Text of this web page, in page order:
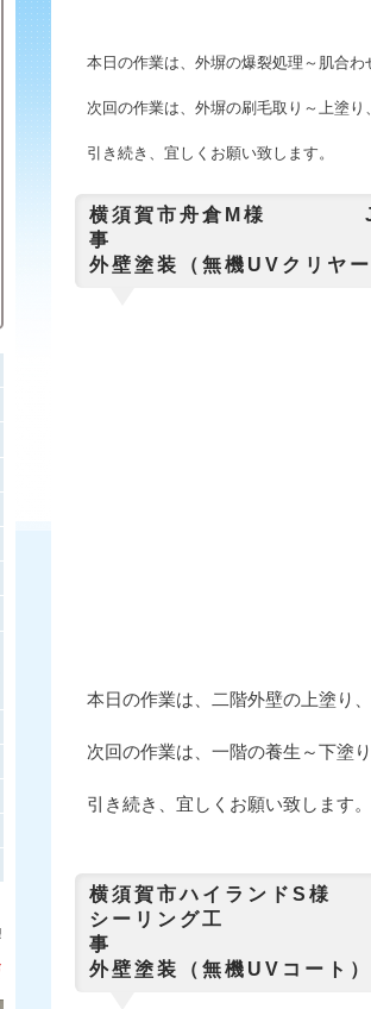
本日の作業は、外塀の爆裂処理～肌合わ
次回の作業は、外塀の刷毛取り～上塗り
引き続き、宜しくお願い致します。
横須賀市舟倉M様 JPM
外壁塗装（無機UVクリヤ
本日の作業は、二階外壁の上塗り
次回の作業は、一階の養生～下塗
引き続き、宜しくお願い致します。
横須賀市ハイラン
シーリング工
外壁塗装（無機UVコート